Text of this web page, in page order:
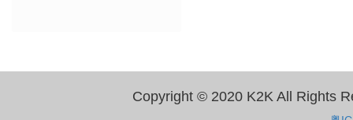
Copyright © 2020 K2K All Rights